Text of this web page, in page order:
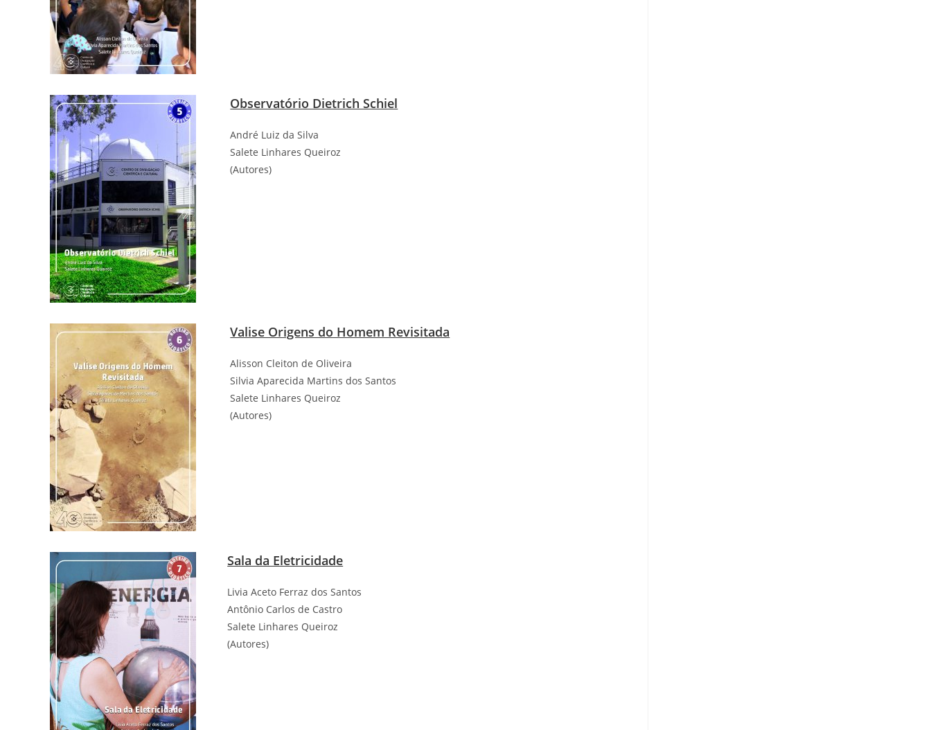
Observatório Dietrich Schiel
André Luiz da Silva
Salete Linhares Queiroz
(Autores)
Valise Origens do Homem Revisitada
Alisson Cleiton de Oliveira
Silvia Aparecida Martins dos Santos
Salete Linhares Queiroz
(Autores)
Sala da Eletricidade
Livia Aceto Ferraz dos Santos
Antônio Carlos de Castro
Salete Linhares Queiroz
(Autores)